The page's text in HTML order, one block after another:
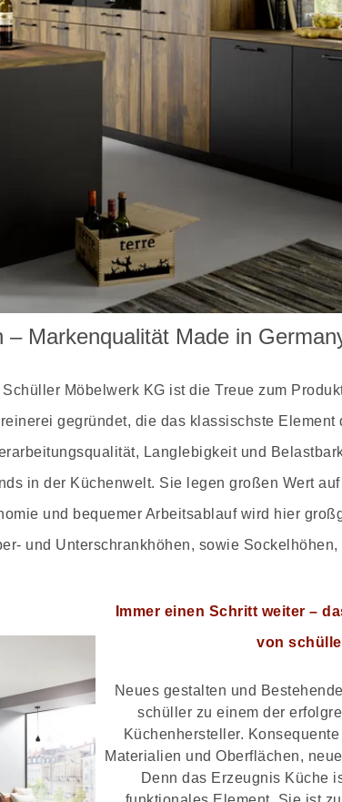
– Markenqualität Made in
Möbelwerk KG ist die Treue zum
gegründet, die das klassischste Element
Langlebigkeit und
in der Küchenwelt. Sie legen großen Wert
und bequemer Arbeitsablauf wird hier
und Unterschrankhöhen, sowie Sockelhöhen,
Immer einen Schritt weiter –
von
Neues gestalten und
schüller zu einem der
Küchenhersteller.
Materialien und Oberflächen,
Denn das Erzeugnis Küche